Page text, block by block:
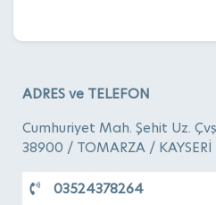
ADRES ve TELEFON
Cumhuriyet Mah. Şehit Uz.
38900 / TOMARZA / KAYSERİ
03524378264